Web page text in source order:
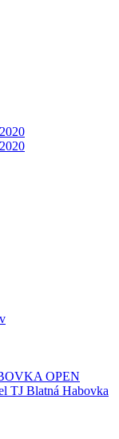
OPEN
TJ Blatná Habovka